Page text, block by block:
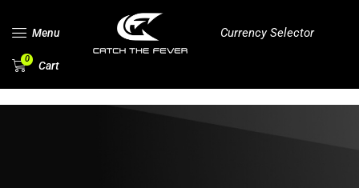
Menu Currency Selector
0 Cart